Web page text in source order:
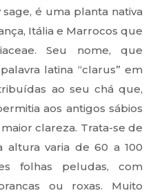
sage, é uma planta nativa
Itália e Marrocos que
Seu nome, que
latina “clarus” em
ao seu chá que,
aos antigos sábios
clareza. Trata-se de
altura varia de 60 a 100
folhas peludas, com
ou roxas. Muito